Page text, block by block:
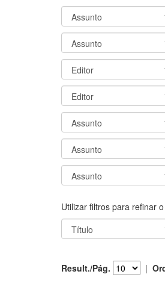
Utilizar filtros para refinar
Result./Pág. |